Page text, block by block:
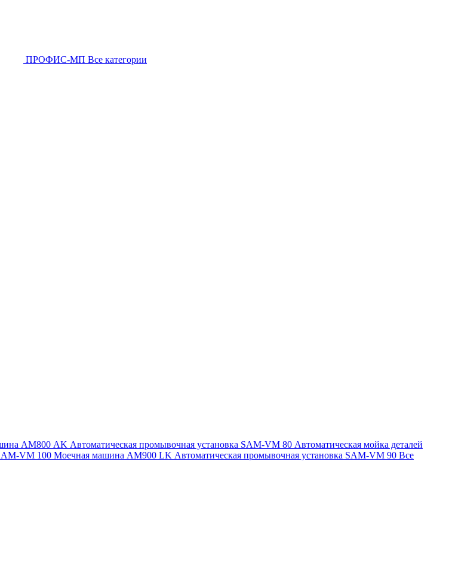
ПРОФИС-МП Все категории
АМ800 AK Автоматическая промывочная установка SAM-VM 80 Автоматическая мойка деталей
VM 100 Моечная машина AM900 LK Автоматическая промывочная установка SAM-VM 90 Все